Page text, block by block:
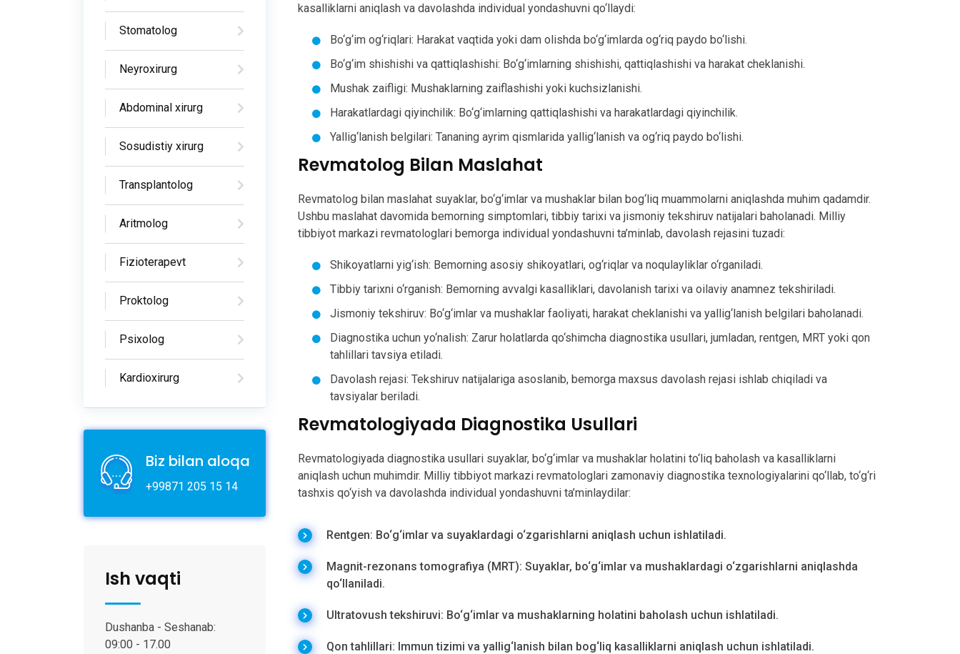
Stomatolog
Neyroxirurg
Abdominal xirurg
Sosudistiy xirurg
Transplantolog
Aritmolog
Fizioterapevt
Proktolog
Psixolog
Kardioxirurg
kasalliklarni aniqlash va davolashda individual yondashuvni qo‘llaydi:
Bo‘g‘im og‘riqlari: Harakat vaqtida yoki dam olishda bo‘g‘imlarda og‘riq paydo bo‘lishi.
Bo‘g‘im shishishi va qattiqlashishi: Bo‘g‘imlarning shishishi, qattiqlashishi va harakat cheklanishi.
Mushak zaifligi: Mushaklarning zaiflashishi yoki kuchsizlanishi.
Harakatlardagi qiyinchilik: Bo‘g‘imlarning qattiqlashishi va harakatlardagi qiyinchilik.
Yallig‘lanish belgilari: Tananing ayrim qismlarida yallig‘lanish va og‘riq paydo bo‘lishi.
Revmatolog Bilan Maslahat
Revmatolog bilan maslahat suyaklar, bo‘g‘imlar va mushaklar bilan bog‘liq muammolarni aniqlashda muhim qadamdir.
Ushbu maslahat davomida bemorning simptomlari, tibbiy tarixi va jismoniy tekshiruv natijalari baholanadi. Milliy
tibbiyot markazi revmatologlari bemorga individual yondashuvni ta’minlab, davolash rejasini tuzadi:
Shikoyatlarni yig‘ish: Bemorning asosiy shikoyatlari, og‘riqlar va noqulayliklar o‘rganiladi.
Tibbiy tarixni o‘rganish: Bemorning avvalgi kasalliklari, davolanish tarixi va oilaviy anamnez tekshiriladi.
Jismoniy tekshiruv: Bo‘g‘imlar va mushaklar faoliyati, harakat cheklanishi va yallig‘lanish belgilari baholanadi.
Diagnostika uchun yo‘nalish: Zarur holatlarda qo‘shimcha diagnostika usullari, jumladan, rentgen, MRT yoki qon
tahlillari tavsiya etiladi.
Davolash rejasi: Tekshiruv natijalariga asoslanib, bemorga maxsus davolash rejasi ishlab chiqiladi va
tavsiyalar beriladi.
Revmatologiyada Diagnostika Usullari
Revmatologiyada diagnostika usullari suyaklar, bo‘g‘imlar va mushaklar holatini to‘liq baholash va kasalliklarni
aniqlash uchun muhimdir. Milliy tibbiyot markazi revmatologlari zamonaviy diagnostika texnologiyalarini qo‘llab, to‘g‘ri
tashxis qo‘yish va davolashda individual yondashuvni ta’minlaydilar:
Rentgen: Bo‘g‘imlar va suyaklardagi o‘zgarishlarni aniqlash uchun ishlatiladi.
Magnit-rezonans tomografiya (MRT): Suyaklar, bo‘g‘imlar va mushaklardagi o‘zgarishlarni aniqlashda
qo‘llaniladi.
Ultratovush tekshiruvi: Bo‘g‘imlar va mushaklarning holatini baholash uchun ishlatiladi.
Qon tahlillari: Immun tizimi va yallig‘lanish bilan bog‘liq kasalliklarni aniqlash uchun ishlatiladi.
Biz bilan aloqa
+99871 205 15 14
Ish vaqti
Dushanba - Seshanab:
09:00 - 17.00